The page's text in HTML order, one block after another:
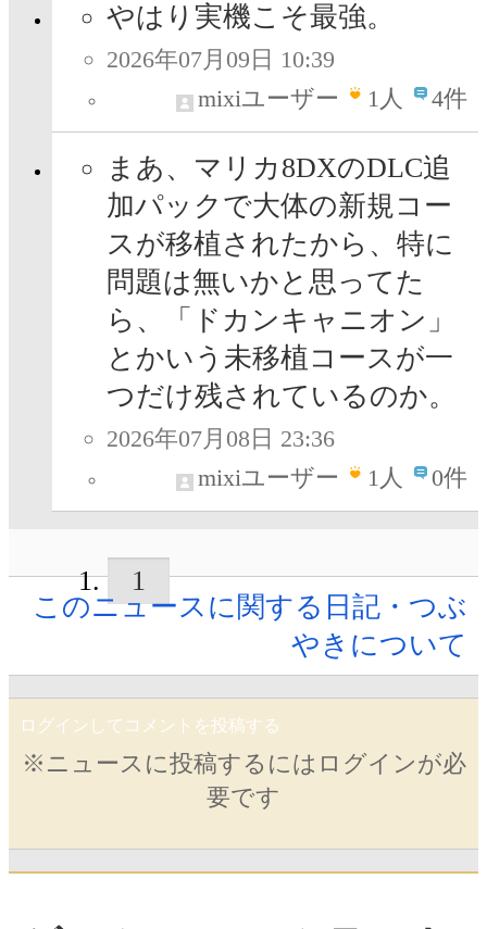
やはり実機こそ最強。
2026年07月09日 10:39
mixiユーザー
1人 4件
まあ、マリカ8DXのDLC追
加パックで大体の新規コー
スが移植されたから、特に
問題は無いかと思ってた
ら、「ドカンキャニオン」
とかいう未移植コースが一
つだけ残されているのか。
2026年07月08日 23:36
mixiユーザー
1人 0件
1
このニュースに関する日記・つぶ
やきについて
ログインしてコメントを投稿する
※ニュースに投稿するにはログインが必
要です